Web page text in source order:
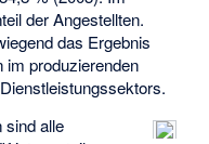
der Angestellten.
das Ergebnis
produzierenden
sind alle